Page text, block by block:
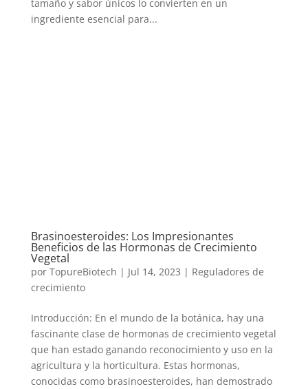
tamaño y sabor únicos lo convierten en un
ingrediente esencial para...
Brasinoesteroides: Los Impresionantes
Beneficios de las Hormonas de Crecimiento
Vegetal
por TopureBiotech | Jul 14, 2023 | Reguladores de
crecimiento
Introducción: En el mundo de la botánica, hay una
fascinante clase de hormonas de crecimiento vegetal
que han estado ganando reconocimiento y uso en la
agricultura y la horticultura. Estas hormonas,
conocidas como brasinoesteroides, han demostrado